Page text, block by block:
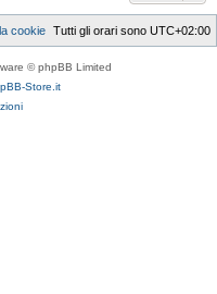
Tutti gli orari sono UTC+02:00
cookie
© phpBB Limited
Store.it